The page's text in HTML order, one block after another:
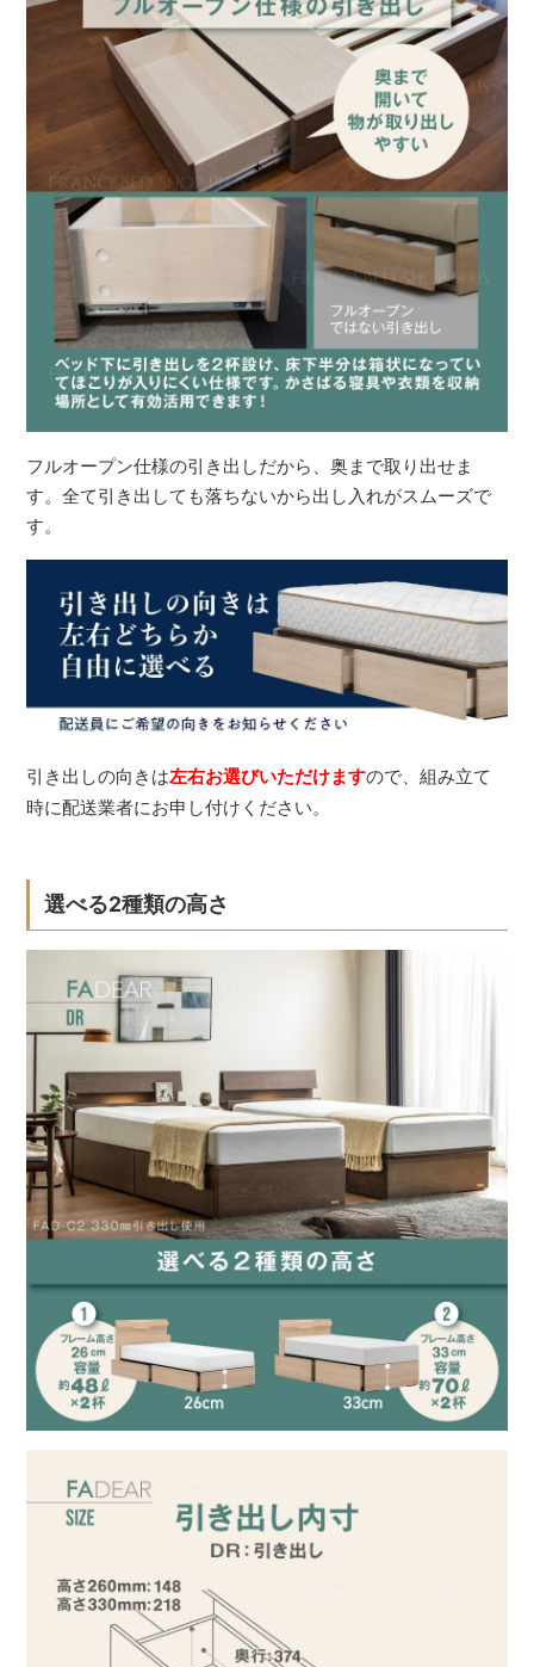
フルオープン仕様の引き出しだから、奥まで取り出せま
す。全て引き出しても落ちないから出し入れがスムーズで
す。
引き出しの向きは左右お選びいただけますので、組み立て
時に配送業者にお申し付けください。
選べる2種類の高さ